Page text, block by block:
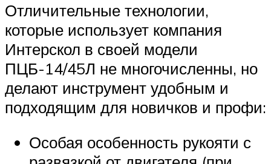
Отличительные технологии,
которые использует компания
Интерскол в своей модели
ПЦБ-14/45Л не многочисленны, но
делают инструмент удобным и
подходящим для новичков и профи:
Особая особенность рукояти с